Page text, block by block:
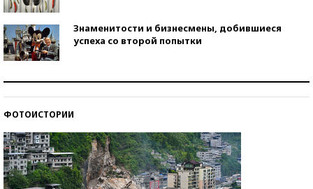
Знаменитости и бизнесмены, добившиеся
успеха со второй попытки
ФОТОИСТОРИИ